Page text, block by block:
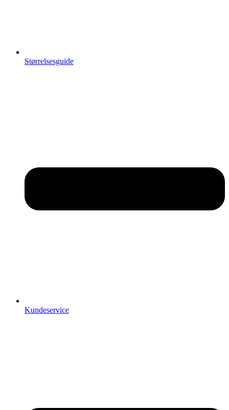
Størrelsesguide
Kundeservice